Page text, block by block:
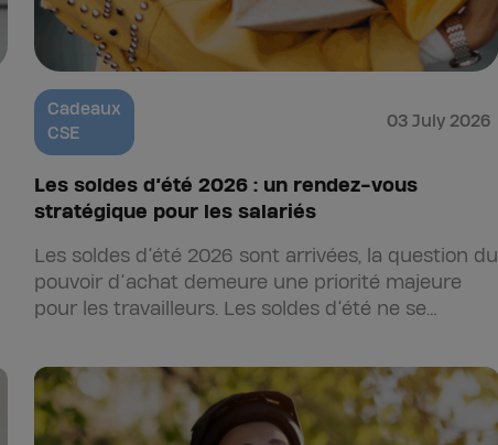
Cadeaux
CSE
03 July 2026
Les soldes d’été 2026 : un rendez-vous
stratégique pour les salariés
Les soldes d’été 2026 sont arrivées, la question du
pouvoir d’achat demeure une priorité majeure
pour les travailleurs. Les soldes d’été ne se